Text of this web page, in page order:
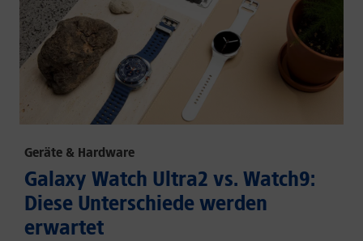
Geräte & Hardware
Galaxy Watch Ultra2 vs. Watch9:
Diese Unterschiede werden
erwartet